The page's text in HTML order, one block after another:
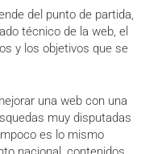
del punto de partida,
técnico de la web, el
y los objetivos que se
una web con una
muy disputadas
es lo mismo